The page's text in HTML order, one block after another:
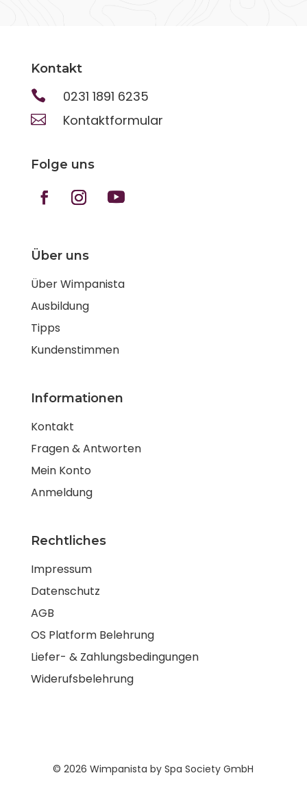
Kontakt

0231 1891 6235
 Kontaktformular
Folge uns
Über uns
Über Wimpanista
Ausbildung
Tipps
Kundenstimmen
Informationen
Kontakt
Fragen & Antworten
Mein Konto
Anmeldung
Rechtliches
Impressum
Datenschutz
AGB
OS Platform Belehrung
Liefer- & Zahlungsbedingungen
Widerufsbelehrung
© 2026 Wimpanista by Spa Society GmbH